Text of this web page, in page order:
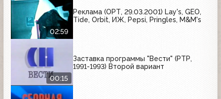
02:59
Реклама (ОРТ, 29.03.2001) Lay's, GEO,
Tide, Orbit, ИЖ, Pepsi, Pringles, M&M's
00:15
Заставка программы "Вести" (РТР,
1991-1993) Второй вариант